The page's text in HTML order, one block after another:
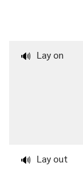
🔊 Lay on
🔊 Lay out